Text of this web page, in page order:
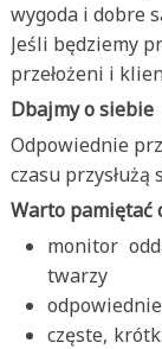
wygoda i dobre
Jeśli będziemy
przełożeni i
Dbajmy o siebie
Odpowiednie
czasu
Warto pamiętać
monitor
twarzy
częste,